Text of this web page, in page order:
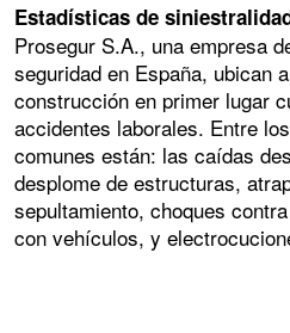
Estadísticas de
Prosegur S.A., una empresa
seguridad en España, ubican
construcción en primer lugar
accidentes laborales. Entre
comunes están: las caídas
desplome de estructuras,
sepultamiento, choques
con vehículos, y